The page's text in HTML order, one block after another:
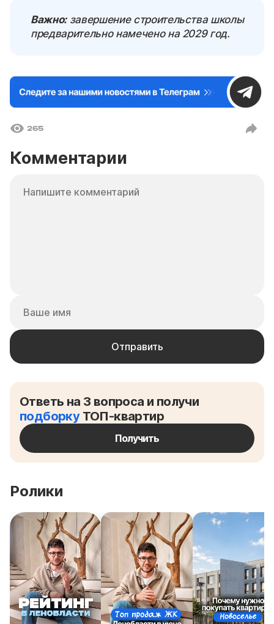
Важно:завершение строительства школы
предварительно намечено на 2029 год.
265
Комментарии
Ответь на 3 вопроса и получи
подборкуТОП-квартир
Получить
Ролики